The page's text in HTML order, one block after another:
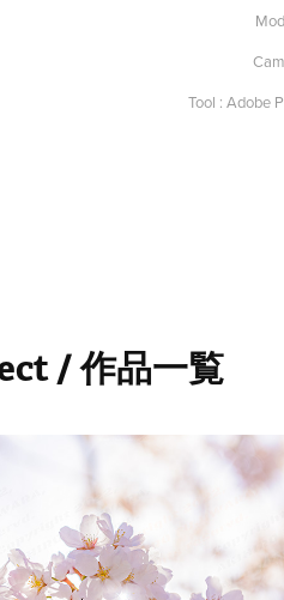
Tool : Adobe
/ 作品一覧
　桜
Photography